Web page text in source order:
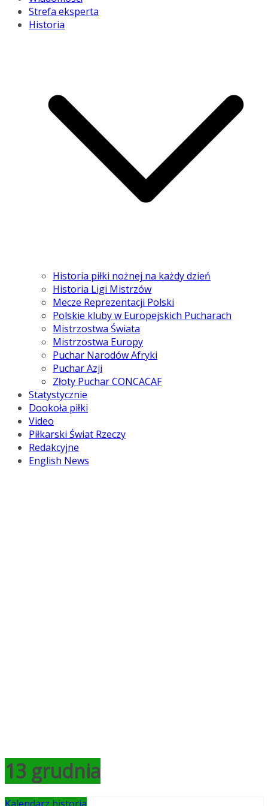
Strefa eksperta
Historia
Historia piłki nożnej na każdy dzień
Historia Ligi Mistrzów
Mecze Reprezentacji Polski
Polskie kluby w Europejskich Pucharach
Mistrzostwa Świata
Mistrzostwa Europy
Puchar Narodów Afryki
Puchar Azji
Złoty Puchar CONCACAF
Statystycznie
Dookoła piłki
Video
Piłkarski Świat Rzeczy
Redakcyjne
English News
13 grudnia